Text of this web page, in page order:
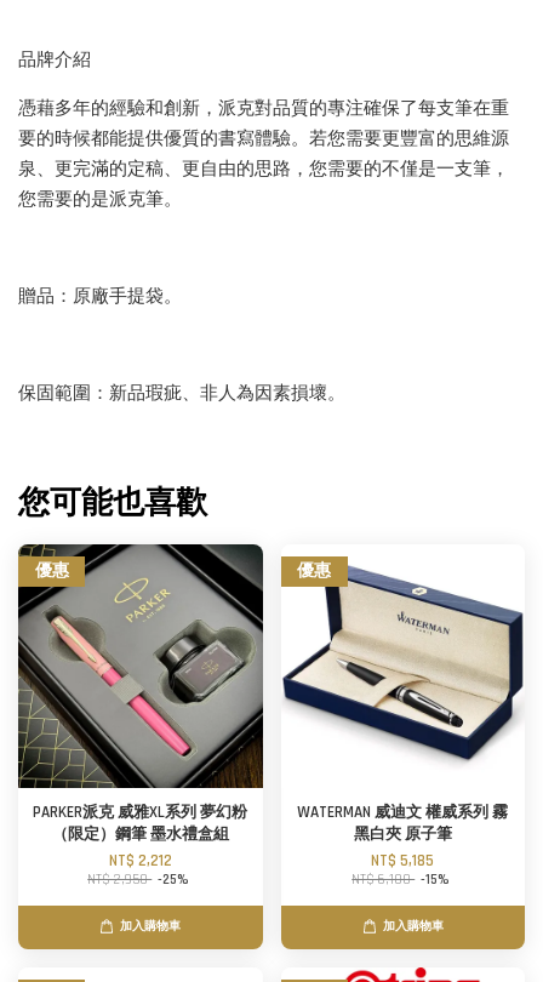
品牌介紹
憑藉多年的經驗和創新，派克對品質的專注確保了每支筆在重
要的時候都能提供優質的書寫體驗。若您需要更豐富的思維源
泉、更完滿的定稿、更自由的思路，您需要的不僅是一支筆，
您需要的是派克筆。
贈品：原廠手提袋。
保固範圍：新品瑕疵、非人為因素損壞。
您可能也喜歡
優惠
PARKER派克 威雅XL系列 夢幻粉
（限定）鋼筆 墨水禮盒組
NT$ 2,212
NT$ 2,950 -25%
加入購物車
優惠
WATERMAN 威迪文 權威系列 霧
黑白夾 原子筆
NT$ 5,185
NT$ 6,100 -15%
加入購物車